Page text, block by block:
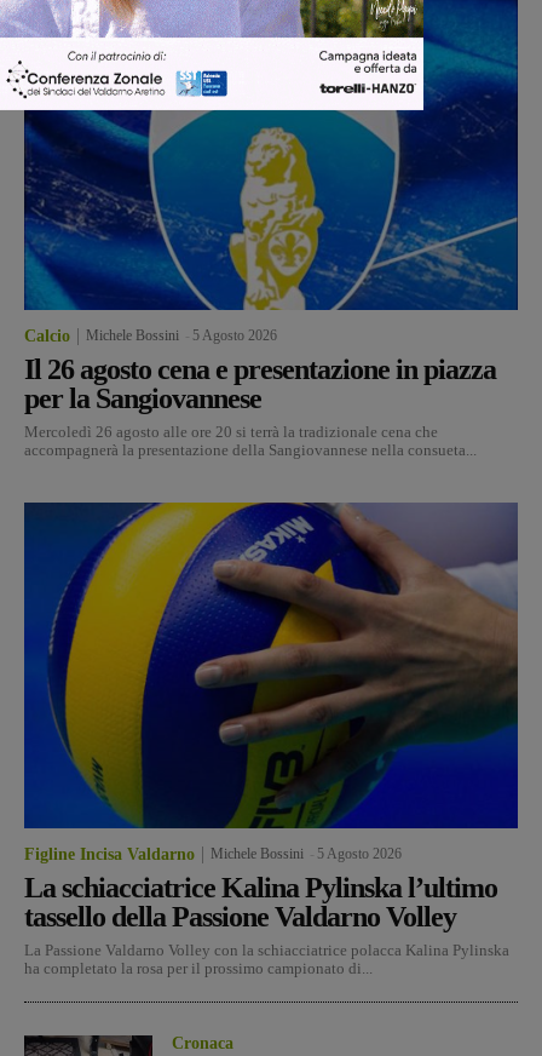
Calcio Michele Bossini 5 Agosto 2026
Il 26 agosto cena e presentazione in piazza
per la Sangiovannese
Mercoledì 26 agosto alle ore 20 si terrà la tradizionale cena che
accompagnerà la presentazione della Sangiovannese nella consueta...
Figline Incisa Valdarno Michele Bossini 5 Agosto 2026
La schiacciatrice Kalina Pylinska l’ultimo
tassello della Passione Valdarno Volley
La Passione Valdarno Volley con la schiacciatrice polacca Kalina Pylinska
ha completato la rosa per il prossimo campionato di...
Cronaca